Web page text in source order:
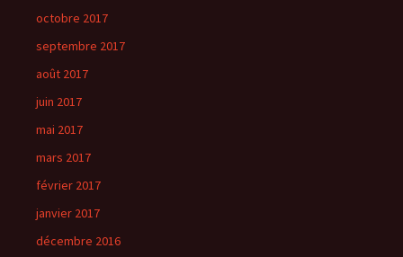
octobre 2017
septembre 2017
août 2017
juin 2017
mai 2017
mars 2017
février 2017
janvier 2017
décembre 2016